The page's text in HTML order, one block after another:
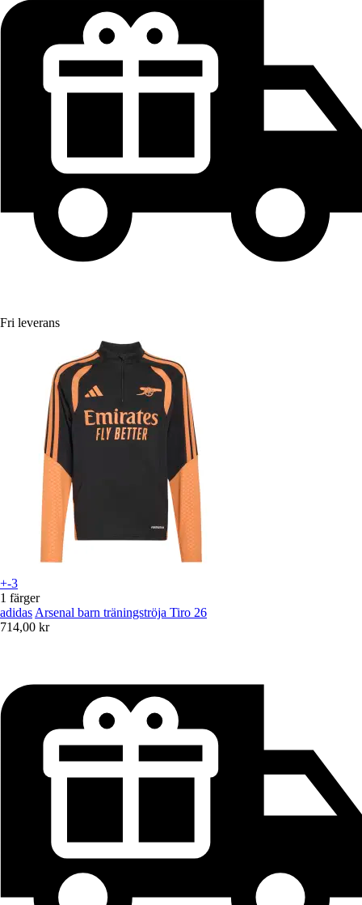
Fri leverans
+-3
1 färger
adidas Arsenal barn träningströja Tiro 26
714,00 kr